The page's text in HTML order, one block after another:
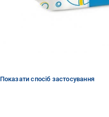
Показати спосіб застосування